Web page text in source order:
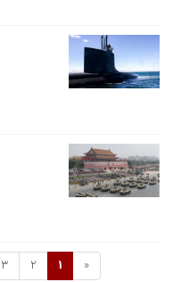
«
1
2
3